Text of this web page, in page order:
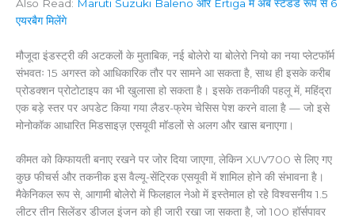
Also Read: Maruti Suzuki Baleno और Ertiga में अब स्टैंडर्ड रूप से 6
एयरबैग मिलेंगे
मौजूदा इंडस्ट्री की अटकलों के मुताबिक, नई बोलेरो या बोलेरो नियो का नया प्लेटफॉर्म
संभवतः 15 अगस्त को आधिकारिक तौर पर सामने आ सकता है, साथ ही इसके करीब
प्रोडक्शन प्रोटोटाइप का भी खुलासा हो सकता है। इसके तकनीकी पहलू में, महिंद्रा
एक बड़े स्तर पर अपडेट किया गया लैडर-फ्रेम चेसिस पेश करने वाला है — जो इसे
मोनोकॉक आधारित मिडसाइज़ एसयूवी मॉडलों से अलग और खास बनाएगा।
कीमत को किफायती बनाए रखने पर जोर दिया जाएगा, लेकिन XUV700 से लिए गए
कुछ फीचर्स और तकनीक इस वैल्यू-सेंट्रिक एसयूवी में शामिल होने की संभावना है।
मैकेनिकल रूप से, आगामी बोलेरो में फिलहाल नेओ में इस्तेमाल हो रहे विश्वसनीय 1.5
लीटर तीन सिलेंडर डीजल इंजन को ही जारी रखा जा सकता है, जो 100 हॉर्सपावर